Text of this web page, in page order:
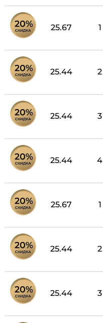
25.67 1
25.44 2
25.44 3
25.44 4
25.67 1
25.44 2
25.44 3